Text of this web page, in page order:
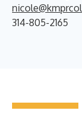
314-805-2165